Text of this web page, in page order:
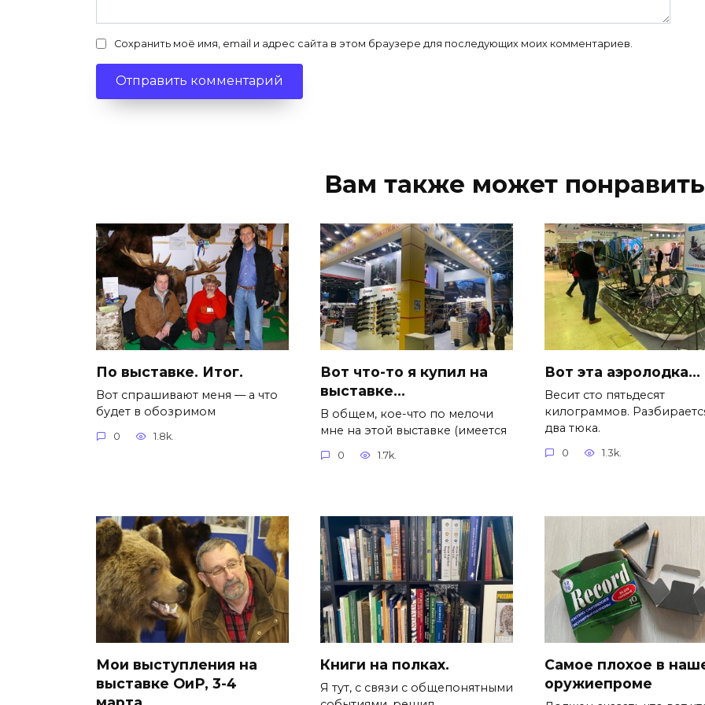
Сохранить моё имя, email и адрес сайта в этом браузере для последующих моих комментариев.
Вам также может
По выставке. Итог.
Вот спрашивают меня — а что
будет в обозримом
0 1.8k.
Вот что-то я купил на
выставке…
В общем, кое-что по мелочи
мне на этой выставке (имеется
0 1.7k.
Вот эта аэролодка…
Весит сто пятьдесят
килограммов.
два тюка.
0 1.3k.
Мои выступления на
выставке ОиР, 3-4
Книги на полках.
Я тут, с связи с общепонятными
Самое плохое в
оружиепроме